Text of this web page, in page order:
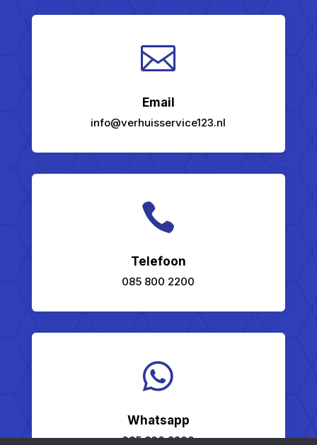

Email
info@verhuisservice123.nl

Telefoon
085 800 2200

Whatsapp
085 800 2200